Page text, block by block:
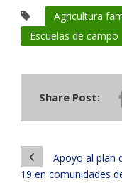
Agricultura
Escuelas de campo
Share Post:
Apoyo al plan
19 en comunidades